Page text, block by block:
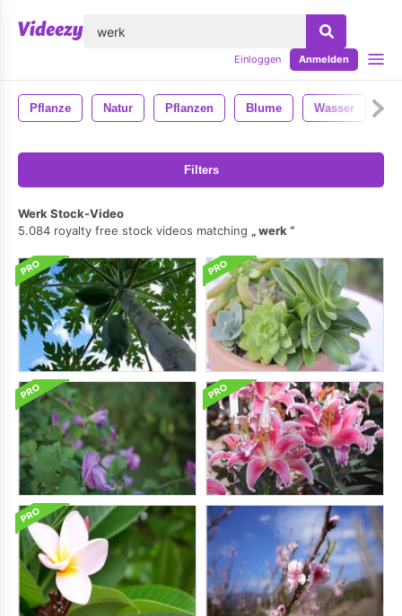
Einloggen Anmelden
Pflanze Natur Pflanzen Blume Wasser
Filters
Werk Stock-Video
5.084 royalty free stock videos matching
werk